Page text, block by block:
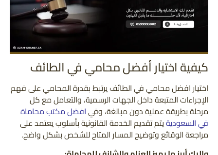
كيفية اختيار أفضل محامي في الطائف
اختيار افضل محامي في الطائف يرتبط بقدرة المحامي على فهم
الإجراءات المتبعة داخل الجهات الرسمية، والتعامل مع كل
مرحلة بطريقة عملية دون مبالغة، وفيافضل مكتب محاماة
في السعوديةيتم تقديم الخدمة القانونية بأسلوب يعتمد على
مراجعة الوقائع وتوضيح المسار المتاح للشخص بشكل واضح.